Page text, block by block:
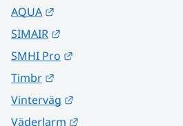
AQUA
SIMAIR
SMHI Pro
Timbr
Vinterväg
Väderlarm